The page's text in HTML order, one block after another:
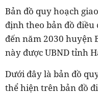
Bản đồ quy hoạch
định theo bản đồ
đến năm 2030 huyện
này được UBND tỉnh
Dưới đây là bản đồ
thể hiện trên bản đồ